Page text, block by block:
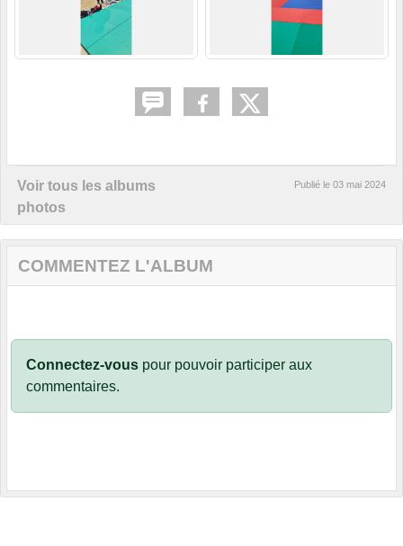
Voir tous les albums
photos
Publié le 03 mai 2024
COMMENTEZ L'ALBUM
Connectez-vous pour pouvoir participer aux
commentaires.